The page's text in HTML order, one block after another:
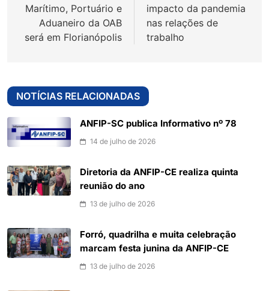
Marítimo, Portuário e
Aduaneiro da OAB
será em Florianópolis
impacto da pandemia
nas relações de
trabalho
NOTÍCIAS RELACIONADAS
ANFIP-SC publica Informativo nº 78
14 de julho de 2026
Diretoria da ANFIP-CE realiza quinta
reunião do ano
13 de julho de 2026
Forró, quadrilha e muita celebração
marcam festa junina da ANFIP-CE
13 de julho de 2026